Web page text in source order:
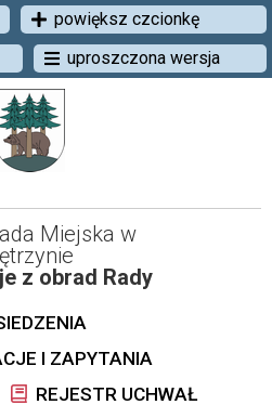
powiększ czcionkę
uproszczona wersja
Miejska w
z obrad Rady
I ZAPYTANIA
REJESTR UCHWAŁ